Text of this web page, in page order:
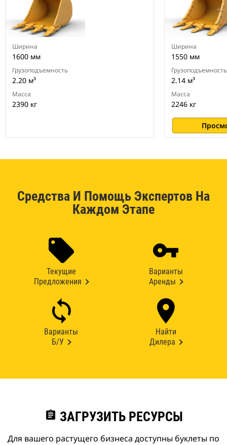
Ширина
1600 мм
Грузоподъемность
2.20 м³
Масса
2390 кг
Ширина
1550 мм
Грузоподъемность
2.14 м³
Масса
2246 кг
Средства И Помощь Экспертов На
Каждом Этапе
Текущие
Предложения
Варианты
Аренды
Варианты
Б/У
Найти
Дилера
assignment ЗАГРУЗИТЬ РЕСУРСЫ
Для вашего растущего бизнеса доступны буклеты по